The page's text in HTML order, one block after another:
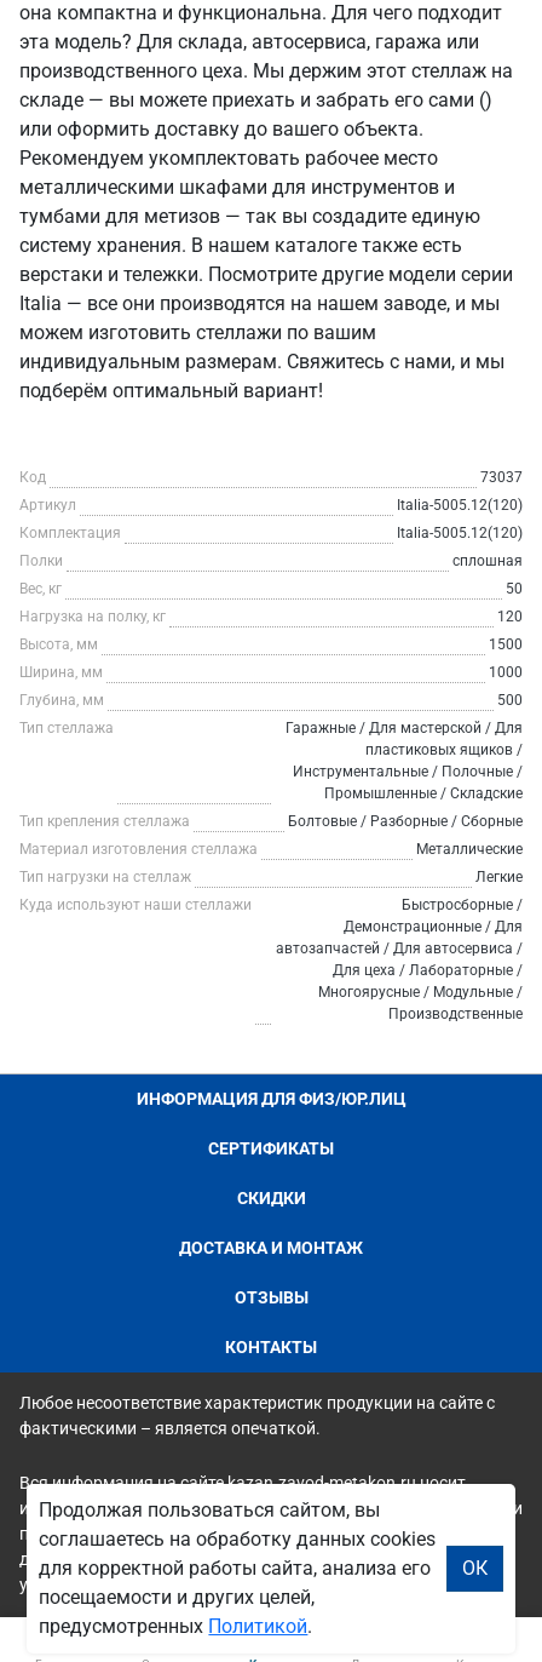
она компактна и функциональна. Для чего подходит
эта модель? Для склада, автосервиса, гаража или
производственного цеха. Мы держим этот стеллаж на
складе — вы можете приехать и забрать его сами ()
или оформить доставку до вашего объекта.
Рекомендуем укомплектовать рабочее место
металлическими шкафами для инструментов и
тумбами для метизов — так вы создадите единую
систему хранения. В нашем каталоге также есть
верстаки и тележки. Посмотрите другие модели серии
Italia — все они производятся на нашем заводе, и мы
можем изготовить стеллажи по вашим
индивидуальным размерам. Свяжитесь с нами, и мы
подберём оптимальный вариант!
Код
73037
Артикул
Italia-5005.12(120)
Комплектация
Italia-5005.12(120)
Полки
сплошная
Вес, кг
50
Нагрузка на полку, кг
120
Высота, мм
1500
Ширина, мм
1000
Глубина, мм
500
Тип стеллажа
Гаражные / Для мастерской / Для
пластиковых ящиков /
Инструментальные / Полочные /
Промышленные / Складские
Тип крепления стеллажа
Болтовые / Разборные / Сборные
Материал изготовления стеллажа
Металлические
Тип нагрузки на стеллаж
Легкие
Куда используют наши стеллажи
Быстросборные /
Демонстрационные / Для
автозапчастей / Для автосервиса /
Для цеха / Лабораторные /
Многоярусные / Модульные /
Производственные
ИНФОРМАЦИЯ ДЛЯ ФИЗ/ЮР.ЛИЦ
СЕРТИФИКАТЫ
СКИДКИ
ДОСТАВКА И МОНТАЖ
ОТЗЫВЫ
КОНТАКТЫ
Любое несоответствие характеристик продукции на сайте с
фактическими – является опечаткой.
Вся информация на сайте kazan.zavod-metakon.ru носит
исключительно ознакомительный и справочный характер и ни
при каких условиях не является публичной офертой. Всю
дополнительную информацию можно узнать по телефонам
указанным на сайте.
Продолжая пользоваться сайтом, вы
соглашаетесь на обработку данных cookies
для корректной работы сайта, анализа его
посещаемости и других целей,
предусмотренных Политикой.
ОК